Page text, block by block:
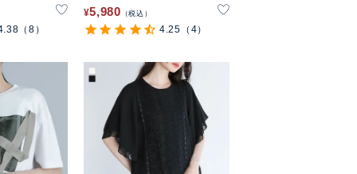
（8）
カットソー
¥5,980 税込
4.25 （4）